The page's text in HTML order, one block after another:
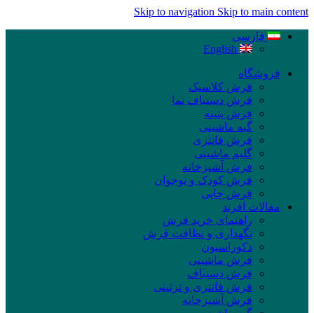
Skip to navigation Skip to main content
فارسی
English
فروشگاه
فرش کلاسیک
فرش دستباف نما
فرش پتینه
گبه ماشینی
فرش فانتزی
گلیم ماشینی
فرش آشپزخانه
فرش کودک و نوجوان
فرش چاپی
مقالات افرند
راهنمای خرید فرش
نگهداری و نظافت فرش
دکوراسیون
فرش ماشینی
فرش دستباف
فرش فانتزی و تزئینی
فرش آشپزخانه